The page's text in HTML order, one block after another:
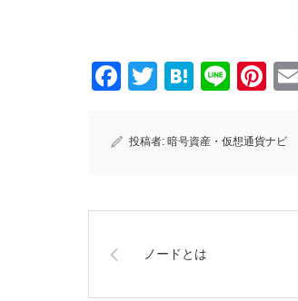
Facebook
Twitter
Hatena
Line
投稿者: 暗号資産・仮想通貨ナビ
ノードとは